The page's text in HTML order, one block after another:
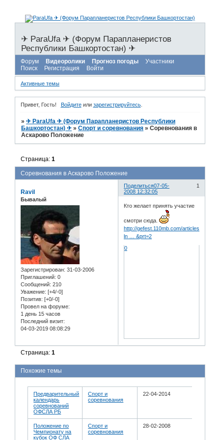
✈ ParaUfa ✈ (Форум Парапланеристов
Республики Башкортостан) ✈
Форум Видеоролики Прогноз погоды
Участники
Поиск
Регистрация Войти
Активные темы
Привет, Гость! Войдитеили зарегистрируйтесь.
»✈ ParaUfa ✈ (Форум Парапланеристов Республики
Башкортостан) ✈ »Спорт и соревнования »Соревнования в
Аскарово Положение
Соревнования в Аскарово Положение
Страница:1
Поделиться 1
07-05-
2008 12:32:05
Ravil
Бывалый
Зарегистрирован: 31-03-2006
Приглашений: 0
Сообщений: 210
Уважение: [+4/-0]
Позитив: [+0/-0]
Провел на форуме:
1 день 15 часов
Последний визит:
04-03-2019 08:08:29
Кто желает принять участие
смотри сюда.
http://gefest.110mb.com/articles.php?
ln … &prt=2
0
Страница:1
Похожие темы
Предварительный
календарь
соревнований
ОФСЛА РБ
Спорт и
соревнования
22-04-2014
Положение по
Чемпионату на
кубок ОФ СЛА
Спорт и
соревнования
28-02-2008